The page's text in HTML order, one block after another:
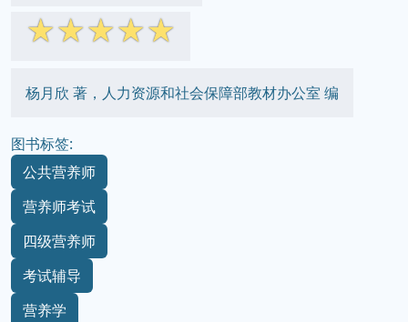
☆☆☆☆☆
杨月欣 著，人力资源和社会保障部教材办公室 编
图书标签:
公共营养师
营养师考试
四级营养师
考试辅导
营养学